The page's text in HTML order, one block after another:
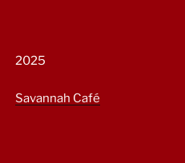
2025
Savannah Café